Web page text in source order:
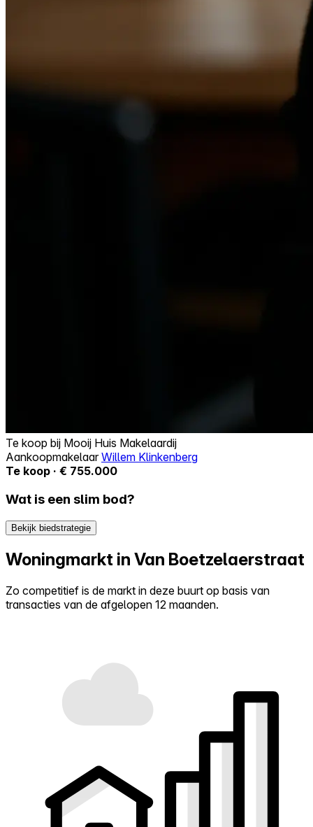
Te koop bij Mooij Huis Makelaardij
AankoopmakelaarWillem Klinkenberg
Te koop · € 755.000
Wat is een slim bod?
Bekijk biedstrategie
Woningmarkt in Van Boetzelaerstraat
Zo competitief is de markt in deze buurt op basis van
transacties van de afgelopen 12 maanden.